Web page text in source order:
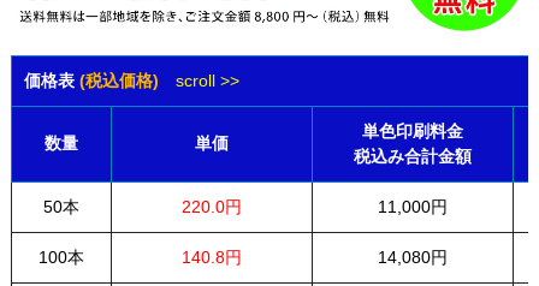
価格表 (税込価格) scroll >>
数量 単価
単色印刷料金
税込み合計金額
50本 220.0円 11,000円
100本 140.8円 14,080円